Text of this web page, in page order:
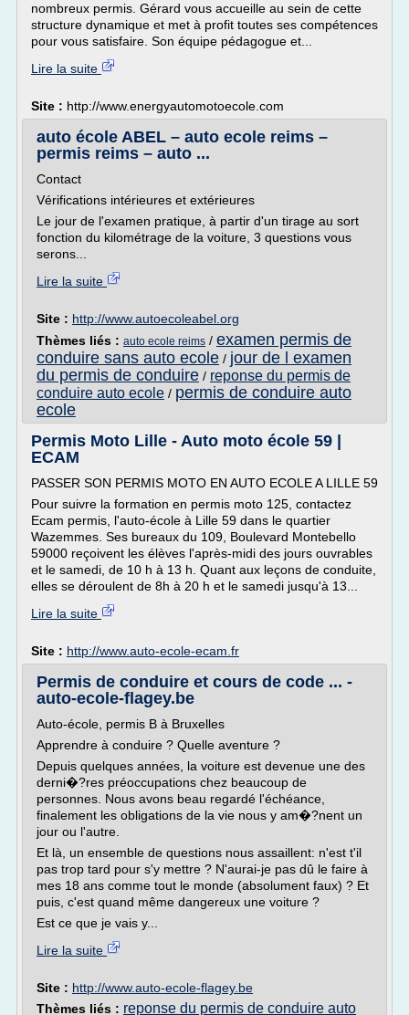
nombreux permis. Gérard vous accueille au sein de cette
structure dynamique et met à profit toutes ses compétences
pour vous satisfaire. Son équipe pédagogue et...
Lire la suite
Site : http://www.energyautomotoecole.com
auto école ABEL – auto ecole reims –
permis reims – auto ...
Contact
Vérifications intérieures et extérieures
Le jour de l'examen pratique, à partir d'un tirage au sort
fonction du kilométrage de la voiture, 3 questions vous
serons...
Lire la suite
Site : http://www.autoecoleabel.org
Thèmes liés : auto ecole reims / examen permis de
conduire sans auto ecole / jour de l examen
du permis de conduire / reponse du permis de
conduire auto ecole / permis de conduire auto
ecole
Permis Moto Lille - Auto moto école 59 |
ECAM
PASSER SON PERMIS MOTO EN AUTO ECOLE A LILLE 59
Pour suivre la formation en permis moto 125, contactez
Ecam permis, l'auto-école à Lille 59 dans le quartier
Wazemmes. Ses bureaux du 109, Boulevard Montebello
59000 reçoivent les élèves l'après-midi des jours ouvrables
et le samedi, de 10 h à 13 h. Quant aux leçons de conduite,
elles se déroulent de 8h à 20 h et le samedi jusqu'à 13...
Lire la suite
Site : http://www.auto-ecole-ecam.fr
Permis de conduire et cours de code ... -
auto-ecole-flagey.be
Auto-école, permis B à Bruxelles
Apprendre à conduire ? Quelle aventure ?
Depuis quelques années, la voiture est devenue une des
derni�?res préoccupations chez beaucoup de
personnes. Nous avons beau regardé l'échéance,
finalement les obligations de la vie nous y am�?nent un
jour ou l'autre.
Et là, un ensemble de questions nous assaillent: n'est t'il
pas trop tard pour s'y mettre ? N'aurai-je pas dû le faire à
mes 18 ans comme tout le monde (absolument faux) ? Et
puis, c'est quand même dangereux une voiture ?
Est ce que je vais y...
Lire la suite
Site : http://www.auto-ecole-flagey.be
Thèmes liés : reponse du permis de conduire auto